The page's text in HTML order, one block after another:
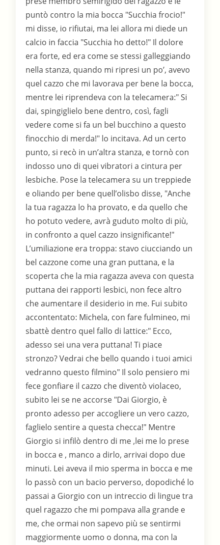
puntò contro la mia bocca "Succhia frocio!"
mi disse, io rifiutai, ma lei allora mi diede un
calcio in faccia "Succhia ho detto!" Il dolore
era forte, ed era come se stessi galleggiando
nella stanza, quando mi ripresi un po’, avevo
quel cazzo che mi lavorava per bene la bocca,
mentre lei riprendeva con la telecamera:" Si
dai, spingiglielo bene dentro, così, fagli
vedere come si fa un bel bucchino a questo
finocchio di merda!" lo incitava. Ad un certo
punto, si recò in un’altra stanza, e tornò con
indosso uno di quei vibratori a cintura per
lesbiche. Pose la telecamera su un treppiede
e oliando per bene quell’olisbo disse, "Anche
la tua ragazza lo ha provato, e da quello che
ho potuto vedere, avrà guduto molto di più,
in confronto a quel cazzo insignificante!"
L’umiliazione era troppa: stavo ciucciando un
bel cazzone come una gran puttana, e la
scoperta che la mia ragazza aveva con questa
puttana dei rapporti lesbici, non fece altro
che aumentare il desiderio in me. Fui subito
accontentato: Michela, con fare fulmineo, mi
sbattè dentro quel fallo di lattice:" Ecco,
adesso sei una vera puttana! Ti piace
stronzo? Vedrai che bello quando i tuoi amici
vedranno questo filmino" Il solo pensiero mi
fece gonfiare il cazzo che diventò violaceo,
subito lei se ne accorse "Dai Giorgio, è
pronto adesso per accogliere un vero cazzo,
faglielo sentire a questa checca!" Mentre
Giorgio si infilò dentro di me ,lei me lo prese
in bocca e , manco a dirlo, arrivai dopo due
minuti. Lei aveva il mio sperma in bocca e me
lo passò con un bacio perverso, dopodiché lo
passai a Giorgio con un intreccio di lingue tra
quel ragazzo che mi pompava alla grande e
me, che ormai non sapevo più se sentirmi
maggiormente uomo o donna, ma con la